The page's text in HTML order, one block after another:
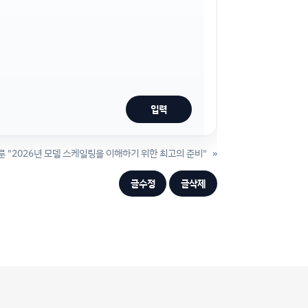
"2026년 모델 스케일링을 이해하기 위한 최고의 준비" »
글수정 글삭제